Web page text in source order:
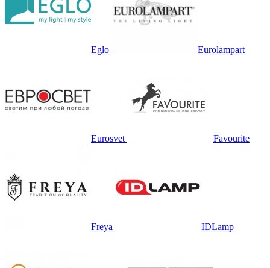
Eglo Eurolampart
Eurosvet Favourite
Freya IDLamp